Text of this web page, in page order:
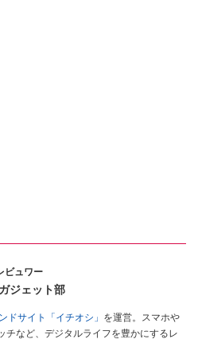
ビュワー
ジェット部
ドサイト「イチオシ」 を運営。スマホや
チなど、デジタルライフを豊かにするレ